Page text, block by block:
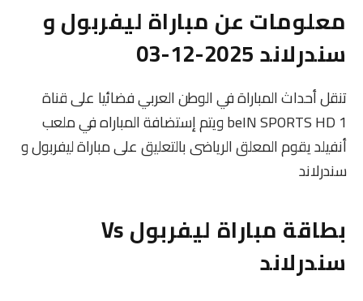
معلومات عن مباراة ليفربول و
سندرلاند 2025-12-03
تنقل أحداث المباراة في الوطن العربي فضائيا على قناة
beIN SPORTS HD 1 ويتم إستضافة المباراه في ملعب
أنفيلد يقوم المعلق الرياضى بالتعليق على مباراة ليفربول و
سندرلاند
بطاقة مباراة ليفربول Vs
سندرلاند